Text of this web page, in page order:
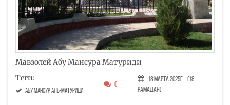
Мавзолей Абу Мансура Матуриди
Теги:
Абу Мансур аль-Матуриди
0
18 Марта 2025г. (18
Рамадан)